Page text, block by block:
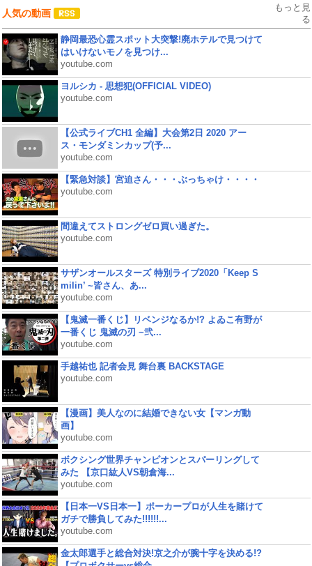
人気の動画
もっと見
る
静岡最恐心霊スポット大突撃!廃ホテルで見つけて
はいけないモノを見つけ...
youtube.com
ヨルシカ - 思想犯(OFFICIAL VIDEO)
youtube.com
【公式ライブCH1 全編】大会第2日 2020 アー
ス・モンダミンカップ(予...
youtube.com
【緊急対談】宮迫さん・・・ぶっちゃけ・・・・
youtube.com
間違えてストロングゼロ買い過ぎた。
youtube.com
サザンオールスターズ 特別ライブ2020「Keep S
milin’ ~皆さん、あ...
youtube.com
【鬼滅一番くじ】リベンジなるか!? よゐこ有野が
一番くじ 鬼滅の刃 ~弐...
youtube.com
手越祐也 記者会見 舞台裏 BACKSTAGE
youtube.com
【漫画】美人なのに結婚できない女【マンガ動
画】
youtube.com
ボクシング世界チャンピオンとスパーリングして
みた 【京口紘人VS朝倉海...
youtube.com
【日本一VS日本一】ポーカープロが人生を賭けて
ガチで勝負してみた!!!!!!...
youtube.com
金太郎選手と総合対決!京之介が腕十字を決める!?